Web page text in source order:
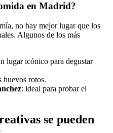
en Madrid?
no hay mejor lugar que los
Algunos de los más
lugar icónico para degustar
huevos rotos.
: ideal para probar el
se pueden